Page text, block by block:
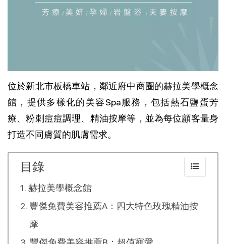
位於新北市板橋車站，鄰近府中商圈的赫拉美學概念
館，提供多樣化的美容Spa服務，包括熱石鹽蛋芳
療、粉刺痘痘調理、精油按摩等，並為每位顧客量身
打造不同膚質的肌膚需求。
目錄
赫拉美學概念館
豐傑免費美容推薦A：四大特色玫瑰精油按
摩